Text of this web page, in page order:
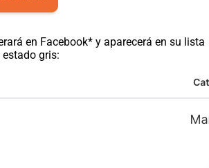
en Facebook* y aparecerá en su lista
gris: